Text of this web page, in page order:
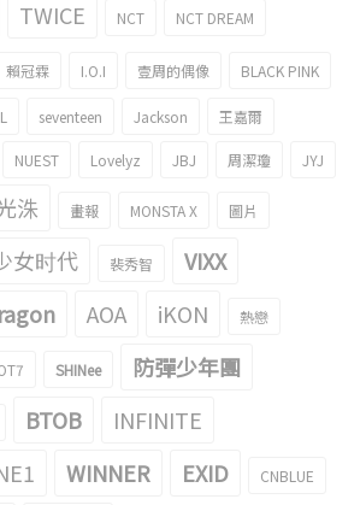
TWICE NCT NCT DREAM
賴冠霖 I.O.I 壹周的偶像 BLACK PINK
seventeen Jackson 王嘉爾
NUEST Lovelyz JBJ 周潔瓊 JYJ
洙 畫報 MONSTA X 圖片
女时代 裴秀智 VIXX
AOA iKON 熱戀
SHINee 防彈少年團
BTOB
INFINITE
WINNER EXID CNBLUE